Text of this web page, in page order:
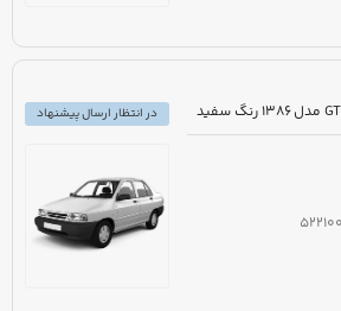
در انتظار ارسال پیشنهاد